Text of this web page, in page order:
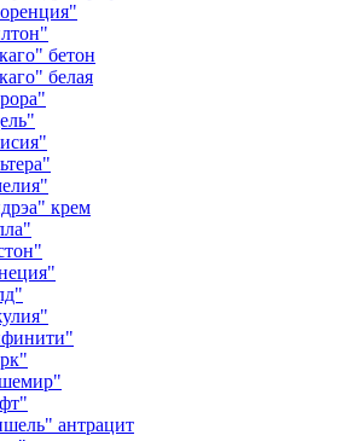
бетон
белая
крем
антрацит